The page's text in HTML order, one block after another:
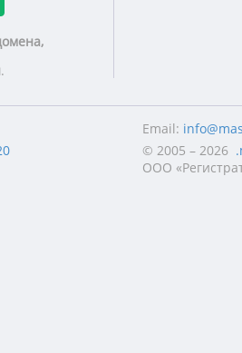
.
Email:
© 2005 – 2026
ООО